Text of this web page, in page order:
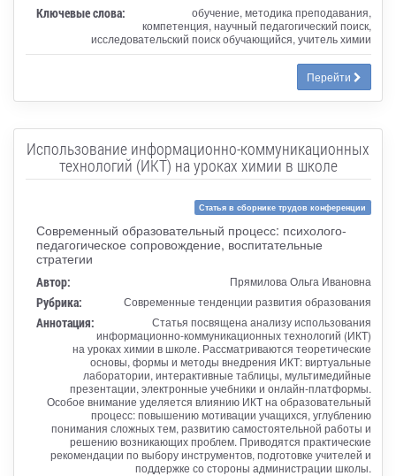
Ключевые слова:
обучение, методика преподавания,
компетенция, научный педагогический поиск,
исследовательский поиск обучающийся, учитель химии
Перейти
Использование информационно-коммуникационных
технологий (ИКТ) на уроках химии в школе
Статья в сборнике трудов конференции
Современный образовательный процесс: психолого-
педагогическое сопровождение, воспитательные
стратегии
Автор: Прямилова Ольга Ивановна
Рубрика: Современные тенденции развития образования
Аннотация:
Статья посвящена анализу использования
информационно-коммуникационных технологий (ИКТ)
на уроках химии в школе. Рассматриваются теоретические
основы, формы и методы внедрения ИКТ: виртуальные
лаборатории, интерактивные таблицы, мультимедийные
презентации, электронные учебники и онлайн-платформы.
Особое внимание уделяется влиянию ИКТ на образовательный
процесс: повышению мотивации учащихся, углублению
понимания сложных тем, развитию самостоятельной работы и
решению возникающих проблем. Приводятся практические
рекомендации по выбору инструментов, подготовке учителей и
поддержке со стороны администрации школы.